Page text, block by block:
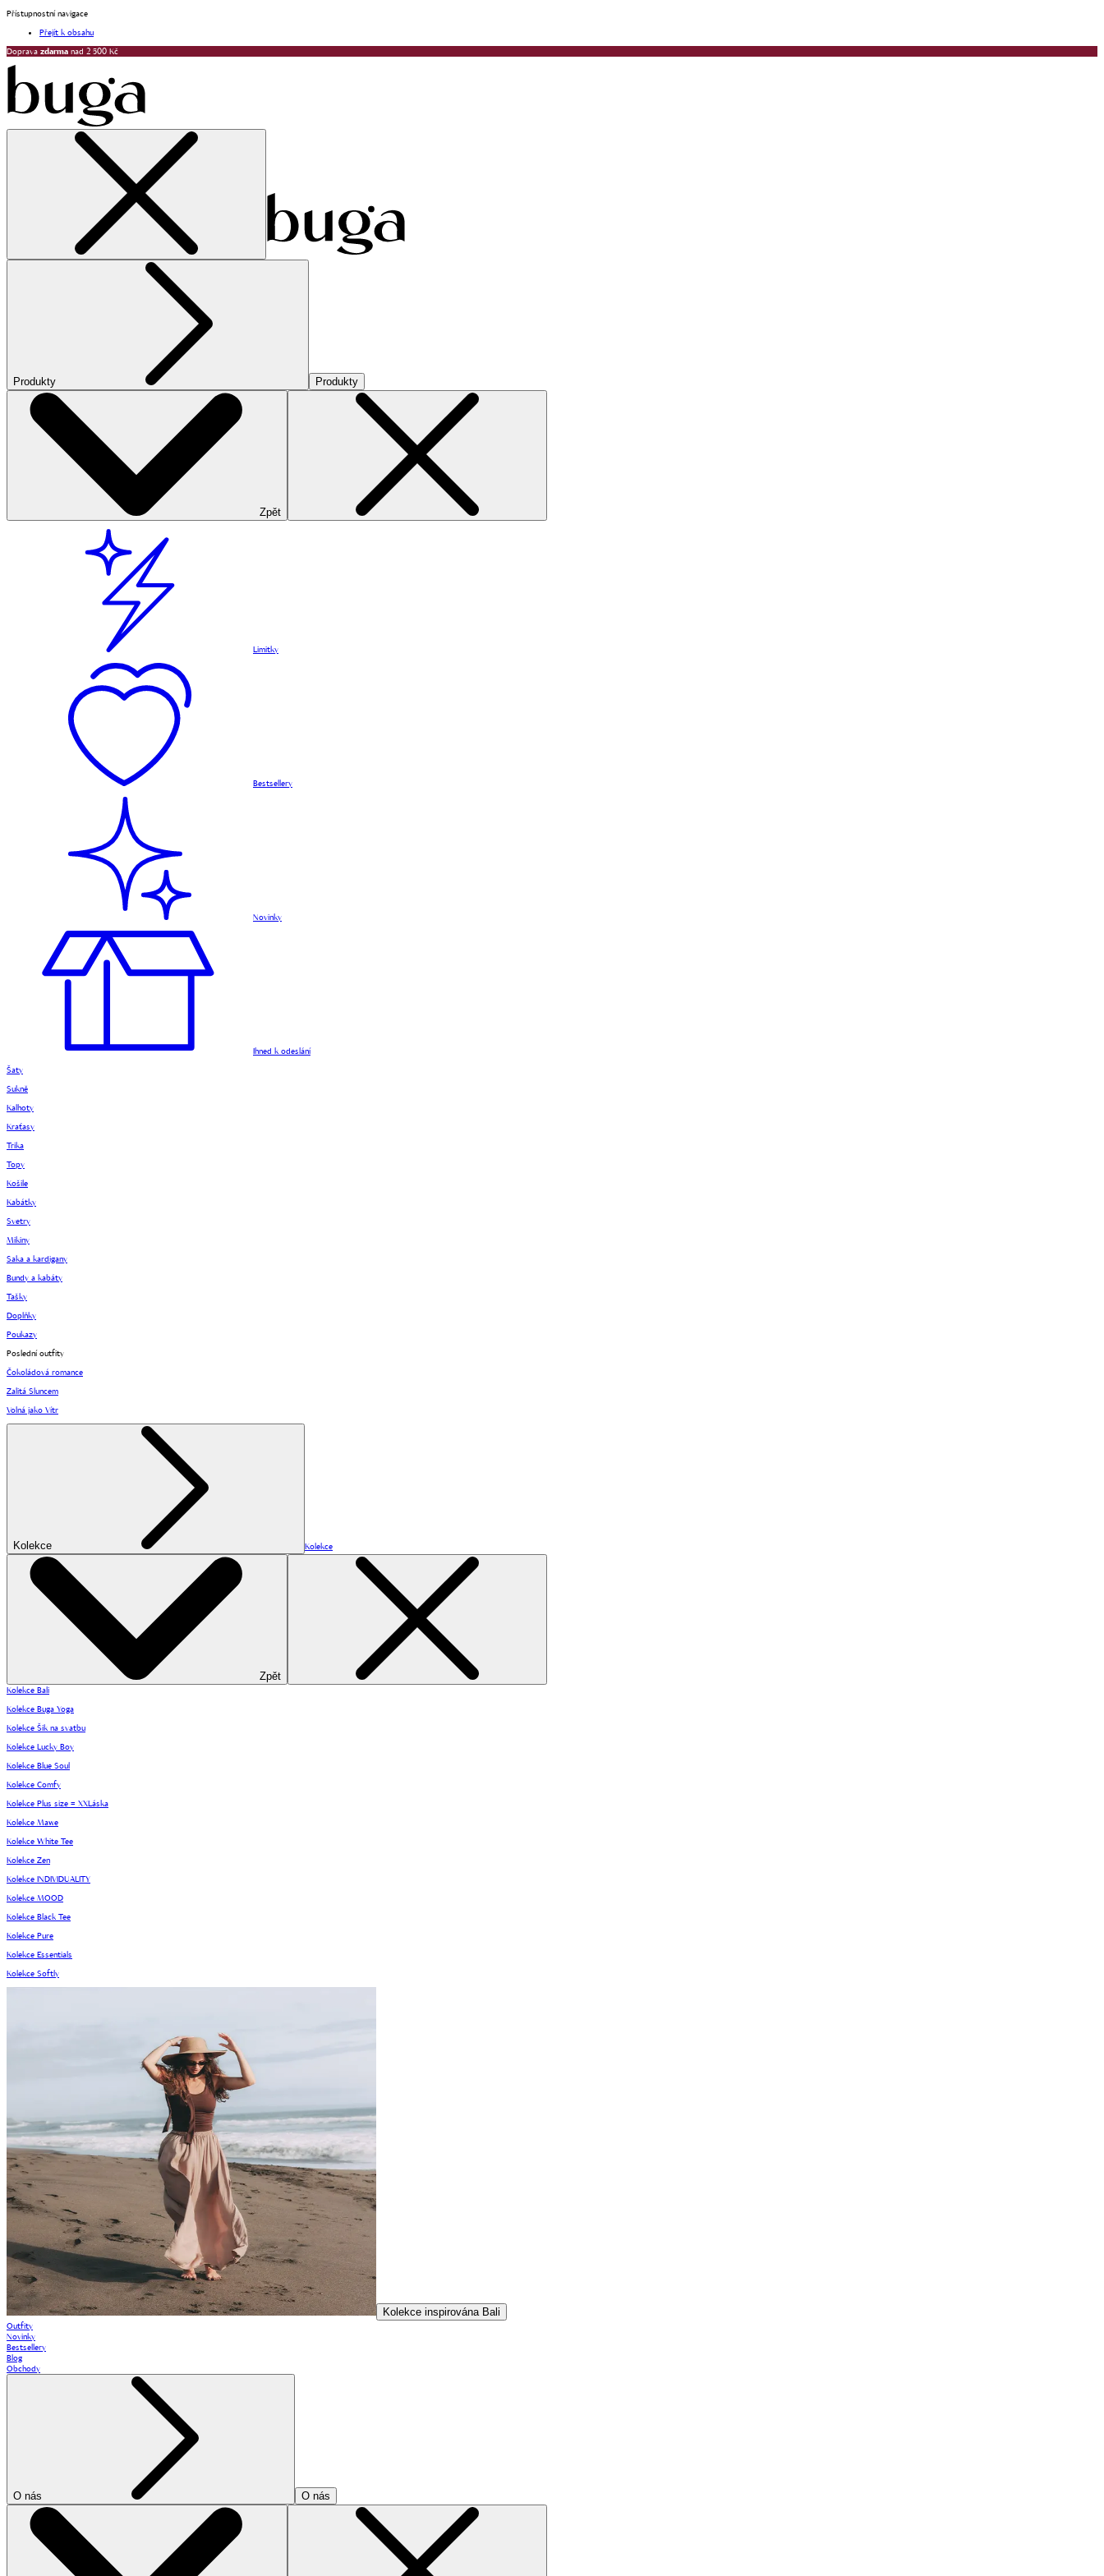
Přístupnostní navigace
Přejít k obsahu
Doprava zdarma nad 2 500 Kč
Produkty Produkty
Zpět
Limitky
Bestsellery
Novinky
Ihned k odeslání
Šaty
Sukně
Kalhoty
Kraťasy
Trika
Topy
Košile
Kabátky
Svetry
Mikiny
Saka a kardigany
Bundy a kabáty
Tašky
Doplňky
Poukazy
Poslední outfity
Čokoládová romance
Zalitá Sluncem
Volná jako Vítr
Kolekce Kolekce
Zpět
Kolekce Bali
Kolekce Buga Yoga
Kolekce Šik na svatbu
Kolekce Lucky Boy
Kolekce Blue Soul
Kolekce Comfy
Kolekce Plus size = XXLáska
Kolekce Mawe
Kolekce White Tee
Kolekce Zen
Kolekce INDIVIDUALITY
Kolekce MOOD
Kolekce Black Tee
Kolekce Pure
Kolekce Essentials
Kolekce Softly
Kolekce inspirována Bali
Outfity
Novinky
Bestsellery
Blog
Obchody
O nás O nás